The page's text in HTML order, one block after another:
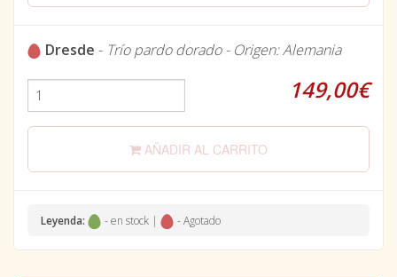
Dresde - Trío pardo dorado - Origen: Alemania
149,00€
AÑADIR AL CARRITO
Leyenda: - en stock | - Agotado